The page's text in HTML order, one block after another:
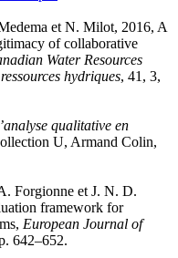
et N. Milot, 2016, A
of collaborative
Water Resources
hydriques, 41, 3,
qualitative en
U, Armand Colin,
Forgionne et J. N. D.
framework for
European Journal of
642–652.